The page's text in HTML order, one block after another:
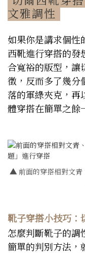
文雅調性
如果你是講求個性
西靴進行穿搭的發
合寬裕的版型，讓
徵，反而多了幾分
落的軍綠夾克，再
體穿搭在簡單之餘
▲ 前面的穿搭相對文
靴子穿搭小技巧：
怎麼判斷靴子的調
簡單的判別方法，